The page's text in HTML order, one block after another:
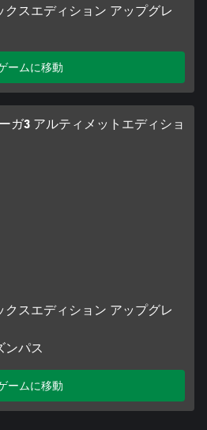
スエディション アップグレ
ームに移動
ガ3 アルティメットエディショ
スエディション アップグレ
ンパス
ームに移動